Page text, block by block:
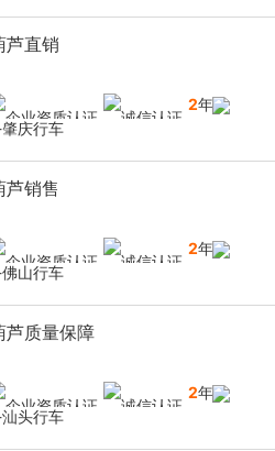
芦直销
2年
庆行车
芦销售
2年
山行车
芦质量保障
2年
头行车